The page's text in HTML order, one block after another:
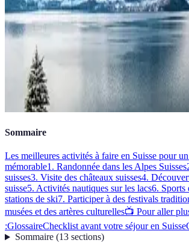
Sommaire
Les meilleures activités à faire en Suisse pour
mémorable1. Randonnée dans les Alpes Suisses
suisses3. Visite des châteaux suisses4.
suisse5. Activités nautiques sur les lacs6. Sports
stations de ski7. Participer à des festivals
musées et des artères culturelles📺 Pour aller
:GlossaireChecklist avant votre séjour en Suisse
Sommaire(13 sections)